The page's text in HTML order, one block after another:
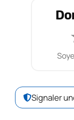
Signaler